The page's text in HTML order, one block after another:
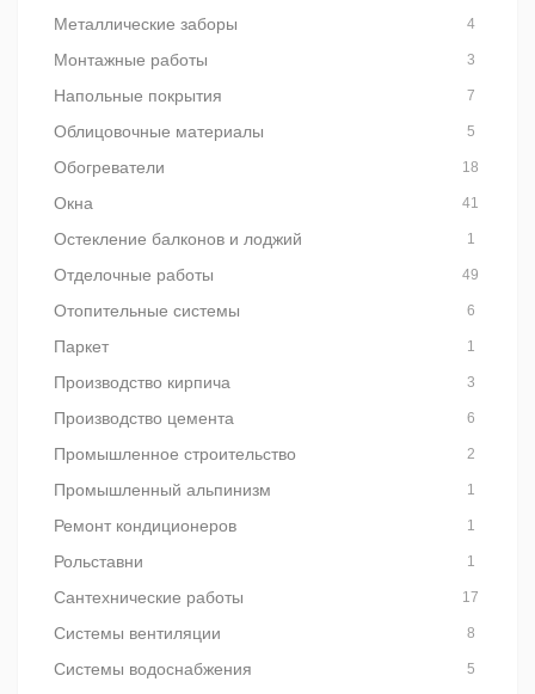
Металлические заборы 4
Монтажные работы 3
Напольные покрытия 7
Облицовочные материалы 5
Обогреватели 18
Окна 41
Остекление балконов и лоджий 1
Отделочные работы 49
Отопительные системы 6
Паркет 1
Производство кирпича 3
Производство цемента 6
Промышленное строительство 2
Промышленный альпинизм 1
Ремонт кондиционеров 1
Рольставни 1
Сантехнические работы 17
Системы вентиляции 8
Системы водоснабжения 5